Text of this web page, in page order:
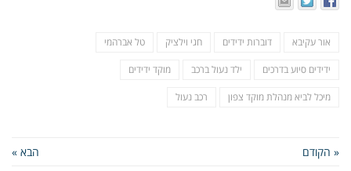
אור עקיבא דוברות ידידים חגי וילציק טל אברהמי
ידידים סיוע בדרכים ילד נעול ברכב מוקד ידידים
מיכל לביא מנהלת מוקד צפון רכב נעול
« הקודם הבא »